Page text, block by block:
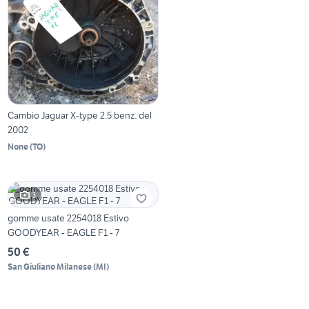
Cambio Jaguar X-type 2.5 benz. del
2002
None(TO)
3
gomme usate 2254018 Estivo
GOODYEAR - EAGLE F1 - 7
50 €
San Giuliano Milanese(MI)